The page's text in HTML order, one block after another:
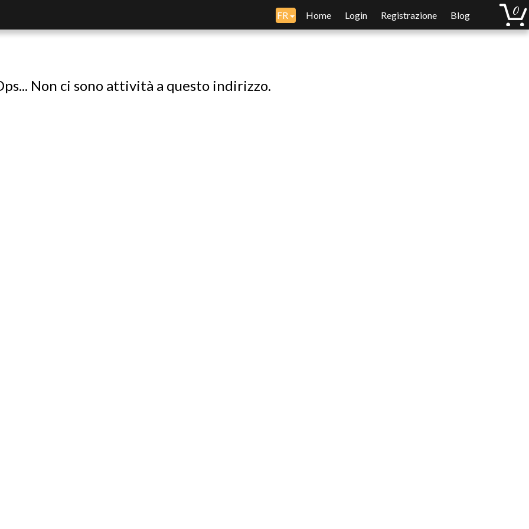
FR Home Login Registrazione Blog
Non ci sono attività a questo indirizzo.